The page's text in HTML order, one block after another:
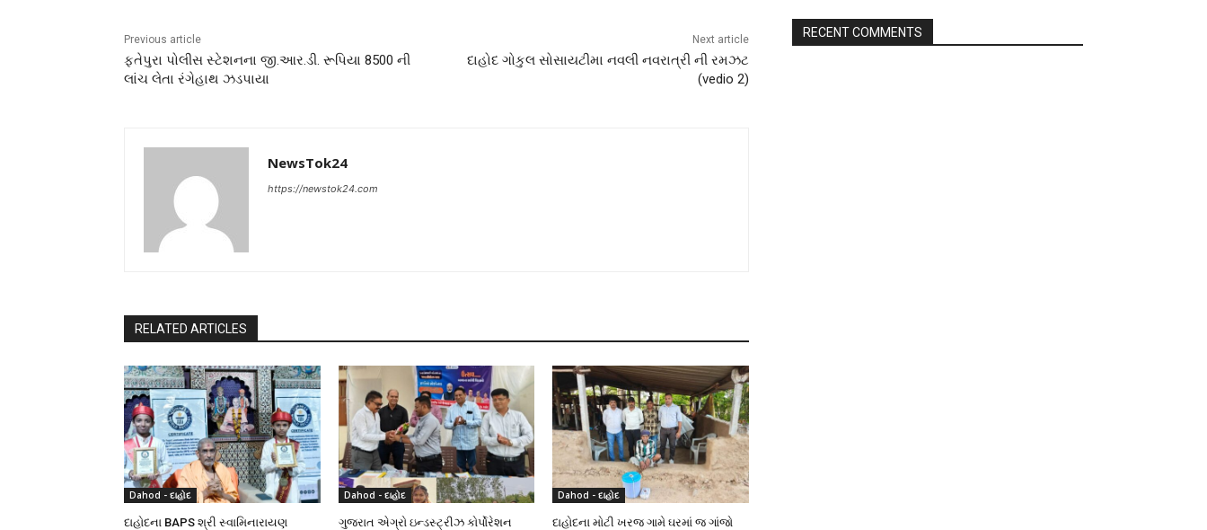
Previous article
ફતેપુરા પોલીસ સ્ટેશનના જી.આર.ડી. રૂપિયા 8500 ની
લાંચ લેતા રંગેહાથ ઝડપાયા
Next article
દાહોદ ગોકુલ સોસાયટીમા નવલી નવરાત્રી ની રમઝટ
(vedio 2)
NewsTok24
https://newstok24.com
RELATED ARTICLES
Dahod - દાહોદ
દાહોદના BAPS શ્રી સ્વામિનારાયણ
Dahod - દાહોદ
ગુજરાત એગ્રો ઇન્ડસ્ટ્રીઝ કોર્પોરેશન
Dahod - દાહોદ
દાહોદના મોટી ખરજ ગામે ઘરમાં જ ગાંજો
RECENT COMMENTS